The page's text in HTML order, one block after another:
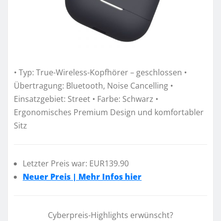
• Typ: True-Wireless-Kopfhörer – geschlossen •
Übertragung: Bluetooth, Noise Cancelling •
Einsatzgebiet: Street • Farbe: Schwarz •
Ergonomisches Premium Design und komfortabler
Sitz
Letzter Preis war: EUR139.90
Neuer Preis | Mehr Infos hier
Cyberpreis-Highlights erwünscht?